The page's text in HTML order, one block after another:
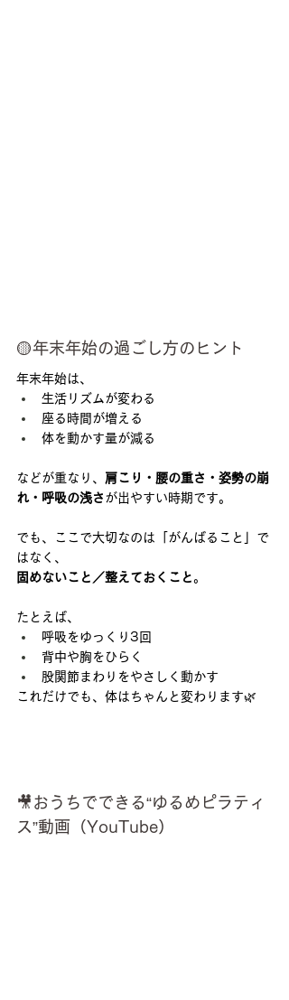
🟡年末年始の過ごし方のヒント
年末年始は、
生活リズムが変わる
座る時間が増える
体を動かす量が減る
などが重なり、 肩こり・腰の重さ・姿勢の崩
れ・呼吸の浅さ が出やすい時期です。
でも、ここで大切なのは「がんばること」で
はなく、
固めないこと／整えておくこと 。
たとえば、
呼吸をゆっくり3回
背中や胸をひらく
股関節まわりをやさしく動かす
これだけでも、体はちゃんと変わります🌿
🎥おうちでできる“ゆるめピラティ
ス”動画（YouTube）